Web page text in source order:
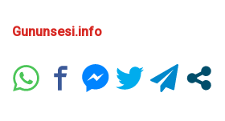
Gununsesi.info